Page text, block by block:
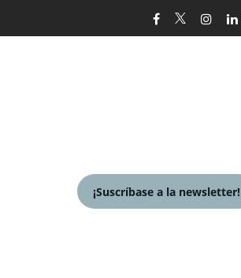
¡Suscríbase a la newsletter!